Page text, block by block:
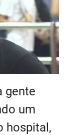
gente
um
hospital,